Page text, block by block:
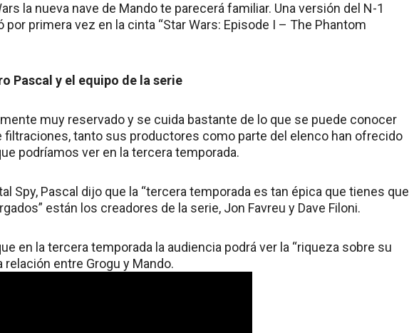
la nueva nave de Mando te parecerá familiar. Una versión del N-1
por primera vez en la cinta “Star Wars: Episode I – The Phantom
Pascal y el equipo de la serie
muy reservado y se cuida bastante de lo que se puede conocer
filtraciones, tanto sus productores como parte del elenco han ofrecido
podríamos ver en la tercera temporada.
Spy, Pascal dijo que la “tercera temporada es tan épica que tienes que
están los creadores de la serie, Jon Favreu y Dave Filoni.
en la tercera temporada la audiencia podrá ver la “riqueza sobre su
relación entre Grogu y Mando.